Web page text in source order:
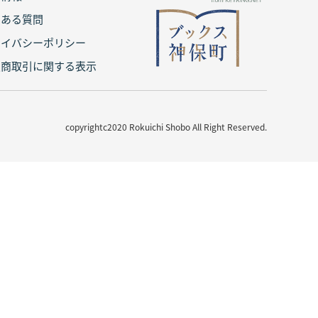
る質問
バシーポリシー
取引に関する表示
copyrightc2020 Rokuichi Shobo All Right Reserved.